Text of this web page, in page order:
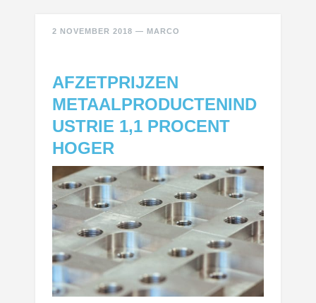
2 NOVEMBER 2018 — MARCO
AFZETPRIJZEN
METAALPRODUCTENIND
USTRIE 1,1 PROCENT
HOGER